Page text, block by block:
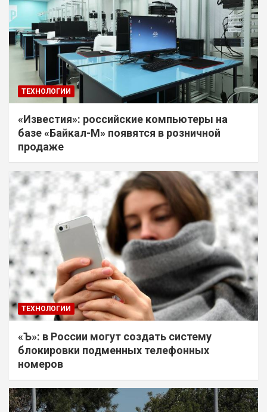
ТЕХНОЛОГИИ
«Известия»: российские компьютеры на
базе «Байкал-М» появятся в розничной
продаже
ТЕХНОЛОГИИ
«Ъ»: в России могут создать систему
блокировки подменных телефонных
номеров